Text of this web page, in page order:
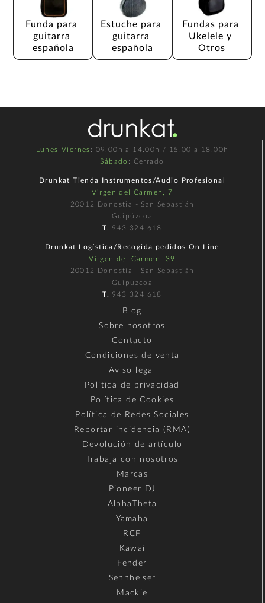
Funda para
guitarra
española
Estuche para
guitarra
española
Fundas para
Ukelele y
Otros
Lunes-Viernes : 09.00h a 14.00h / 15.00 a 18.00h
Sábado : Cerrado
Drunkat Tienda Instrumentos/Audio Profesional
Virgen del Carmen, 7
20012 Donostia - San Sebastián
Guipúzcoa
T. 943 324 618
Drunkat Logística/Recogida pedidos On Line
Virgen del Carmen, 39
20012 Donostia - San Sebastián
Guipúzcoa
T. 943 324 618
Blog
Sobre nosotros
Contacto
Condiciones de venta
Aviso legal
Política de privacidad
Política de Cookies
Política de Redes Sociales
Reportar incidencia (RMA)
Devolución de artículo
Trabaja con nosotros
Marcas
Pioneer DJ
AlphaTheta
Yamaha
RCF
Kawai
Fender
Sennheiser
Mackie